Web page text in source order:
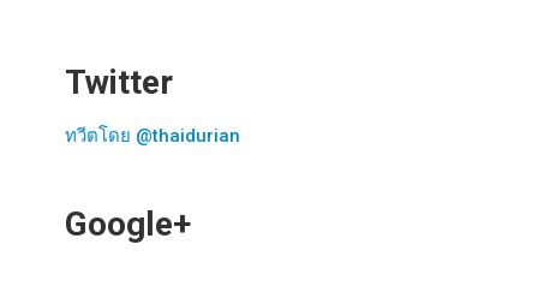
Twitter
ทวีตโดย @thaidurian
Google+